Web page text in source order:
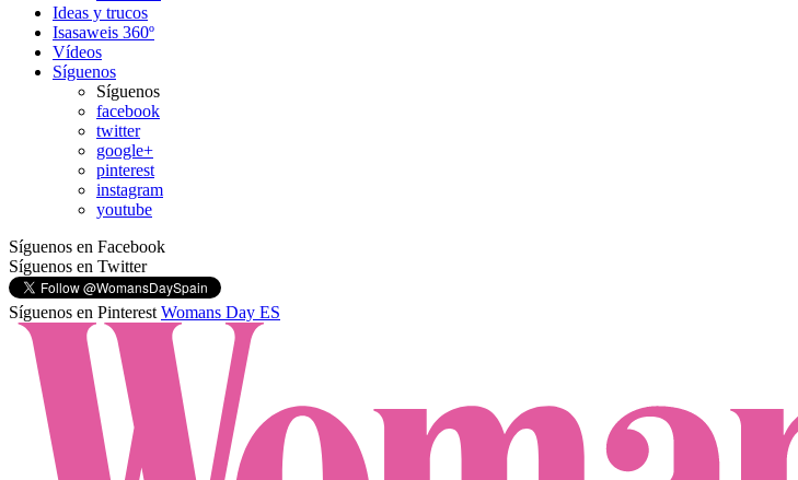
Ideas y trucos
Isasaweis 360º
Vídeos
Síguenos
Síguenos
facebook
twitter
google+
pinterest
instagram
youtube
Síguenos en Facebook
Síguenos en Twitter
Síguenos en Pinterest Womans Day ES